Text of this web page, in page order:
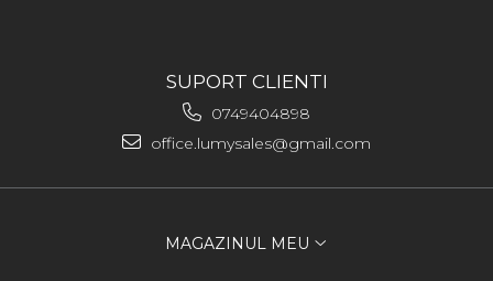
SUPORT CLIENTI
0749404898
office.lumysales@gmail.com
MAGAZINUL MEU